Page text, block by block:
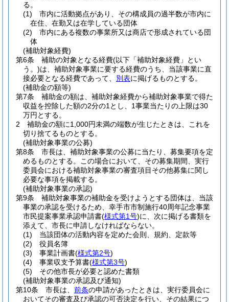
る。
(1)
市内に活動拠点があり、その構成員の過半数が市内に
在住、在勤又は在学している団体
(2)
市内にある複数の事業所又は商店で形成されている団
体
(補助対象経費)
第6条
補助の対象となる経費(以下「補助対象経費」とい
う。)は、補助対象事業に要する経費のうち、当該事業に直
接必要となる経費であって、 別表に掲げるものとする。
(補助金の額等)
第7条
補助金の額は、補助対象経費から補助対象事業で得た
収益を控除した額の2分の1とし、1事業当たりの上限は30
万円とする。
2
補助金の額に1,000円未満の端数が生じたときは、これを
切り捨てるものとする。
(補助対象事業の公募)
第8条
市長は、補助対象事業の公募に当たり、募集要項を定
めるものとする。
この場合において、その募集期間、実行
委員会における補助対象事業の審査項目その他募集に関し
必要な事項を掲載する。
(補助対象事業の承認)
第9条
補助対象事業の補助金を受けようとする団体は、当該
事業の承認を受けるため、幸手市市制施行40周年記念事業
市民提案事業承認申請書(様式第1号)に、次に掲げる書類を
添えて、市長に申請しなければならない。
(1)
当該団体の活動内容を定めた会則、規約、定款等
(2)
役員名簿
(3)
事業計画書(様式第2号)
(4)
事業収支予算書(様式第3号)
(5)
その他市長が必要と認めた書類
(補助対象事業の承認及び通知)
第10条
市長は、 前条の申請があったときは、実行委員会に
おいてその審査及び承認の可否決定を行い、その結果につ